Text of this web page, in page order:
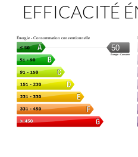
EFFICACITÉ